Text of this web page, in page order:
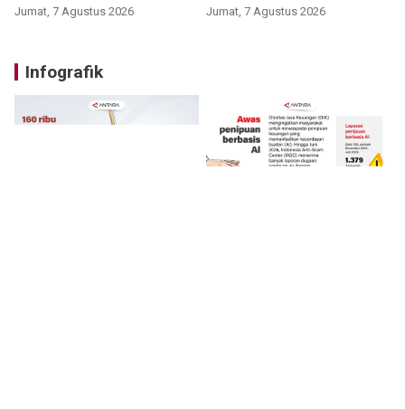
Jumat, 7 Agustus 2026 Jumat, 7 Agustus 2026
Infografik